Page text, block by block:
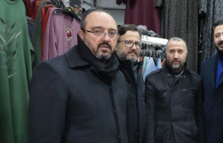
Yaşam
VEFATLAR